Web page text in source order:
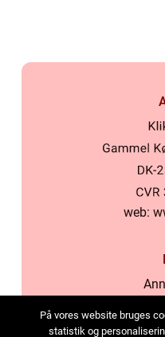
web:
På vores website bruges
statistik og